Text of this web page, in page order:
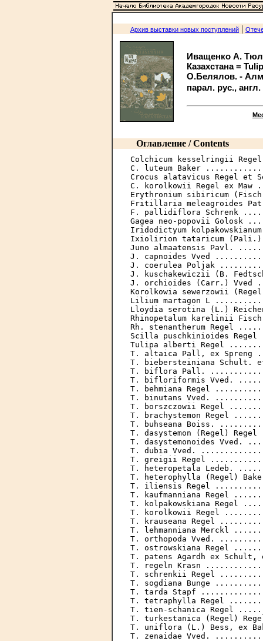
Архив выставки новых поступлений |
Иващенко А.
Казахстана =
О.Белялов. -
парал. рус.,
Оглавление / Contents
Colchicum kesselringii
C. luteum Baker
Crocus alatavicus
C. korolkowii Regel ex
Erythronium sibiricum
Fritillaria meleagroides
F. pallidiflora
Gagea neo-popovii
Iridodictyum
Ixiolirion tataricum
Juno almaatensis
J. capnoides Vved
J. coerulea Poljak
J. kuschakewiczii (B.
J. orchioides (Carr.)
Korolkowia sewerzowii
Lilium martagon L
Lloydia serotina (L.)
Rhinopetalum karelinii
Rh. stenantherum
Scilla puschkinioides
Tulipa alberti Regel
T. altaica Pall, ex
T. biebersteiniana
T. biflora Pall.
T. bifloriformis
T. behmiana Regel
T. binutans Vved.
Т. borszczowii Regel
Т. brachystemon
Т. buhseana Boiss.
Т. dasystemon (Regel)
T. dasystemonoides
T. dubia Vved.
T. greigii Regel
T. heteropetala
T. heterophylla
T. iliensis Regel
T. kaufmanniana
T. kolpakowskiana
T. korolkowii Regel
T. krauseana Regel
T. lehmanniana
T. orthopoda Vved.
T. ostrowskiana
T. patens Agardh ex
T. regeln Krasn
T. schrenkii Regel
T. sogdiana Bunge
Т. tarda Stapf
T. tetraphylla Regel
T. tien-schanica
T. turkestanica
T. uniflora (L.) Bess,
T. zenaidae Vved.